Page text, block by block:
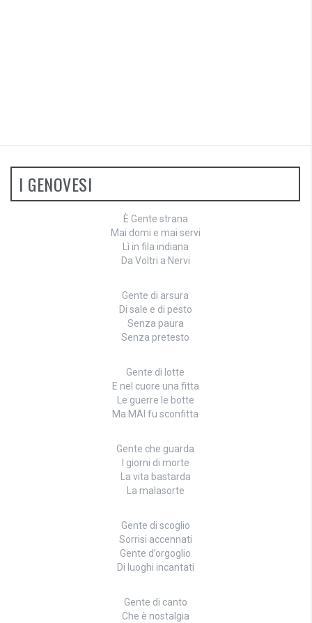
I GENOVESI
È Gente strana
Mai domi e mai servi
Lì in fila indiana
Da Voltri a Nervi
Gente di arsura
Di sale e di pesto
Senza paura
Senza pretesto
Gente di lotte
E nel cuore una fitta
Le guerre le botte
Ma MAI fu sconfitta
Gente che guarda
I giorni di morte
La vita bastarda
La malasorte
Gente di scoglio
Sorrisi accennati
Gente d’orgoglio
Di luoghi incantati
Gente di canto
Che è nostalgia